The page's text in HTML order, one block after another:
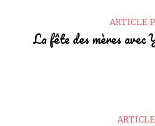
ARTICLE
La fête des mères avec